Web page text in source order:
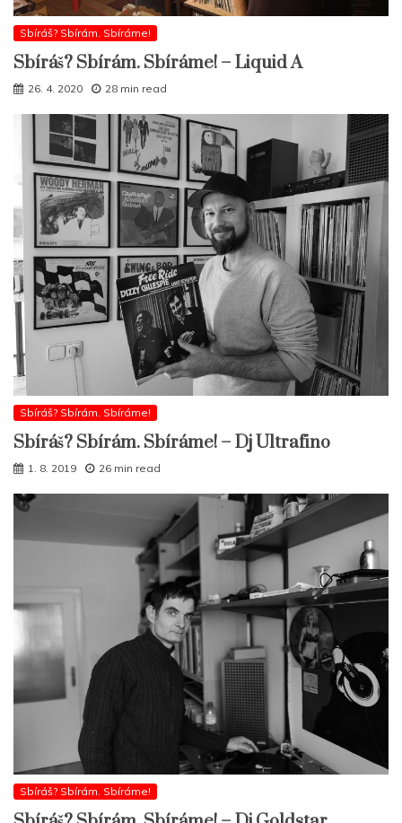
Sbíráš? Sbírám. Sbíráme!
Sbíráš? Sbírám. Sbíráme! – Liquid A
26. 4. 2020 28 min read
Sbíráš? Sbírám. Sbíráme!
Sbíráš? Sbírám. Sbíráme! – Dj Ultrafino
1. 8. 2019 26 min read
Sbíráš? Sbírám. Sbíráme!